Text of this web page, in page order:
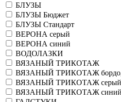
БЛУЗЫ
БЛУЗЫ Бюджет
БЛУЗЫ Стандарт
ВЕРОНА серый
ВЕРОНА синий
ВОДОЛАЗКИ
ВЯЗАНЫЙ ТРИКОТАЖ
ВЯЗАНЫЙ ТРИКОТАЖ бордо,
ВЯЗАНЫЙ ТРИКОТАЖ серый
ВЯЗАНЫЙ ТРИКОТАЖ синий